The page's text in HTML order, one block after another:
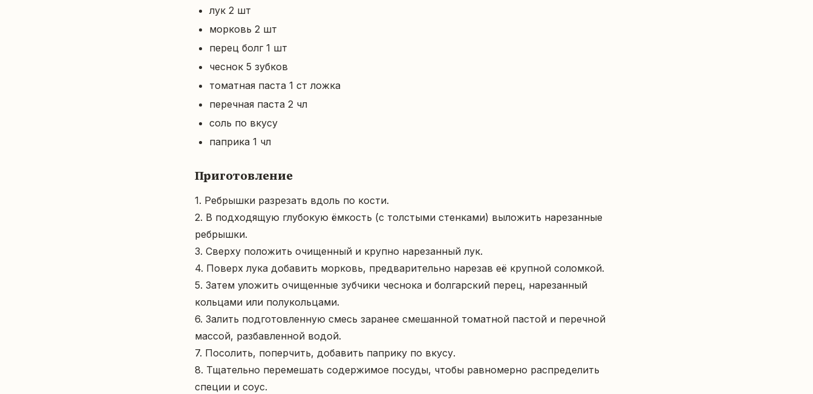
лук 2 шт
морковь 2 шт
перец болг 1 шт
чеснок 5 зубков
томатная паста 1 ст ложка
перечная паста 2 чл
соль по вкусу
паприка 1 чл
Приготовление
1. Ребрышки разрезать вдоль по кости.
2. В подходящую глубокую ёмкость (с толстыми стенками) выложить нарезанные
ребрышки.
3. Сверху положить очищенный и крупно нарезанный лук.
4. Поверх лука добавить морковь, предварительно нарезав её крупной соломкой.
5. Затем уложить очищенные зубчики чеснока и болгарский перец, нарезанный
кольцами или полукольцами.
6. Залить подготовленную смесь заранее смешанной томатной пастой и перечной
массой, разбавленной водой.
7. Посолить, поперчить, добавить паприку по вкусу.
8. Тщательно перемешать содержимое посуды, чтобы равномерно распределить
специи и соус.